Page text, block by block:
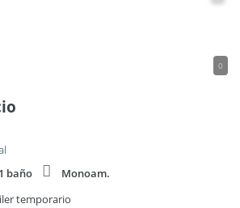
0
1 baño
Monoam.
temporario